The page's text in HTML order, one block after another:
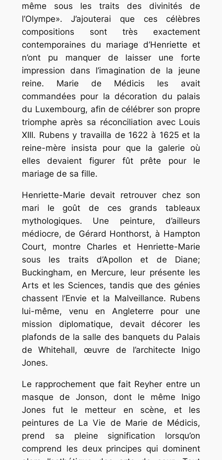
même sous les traits des divinités de
l’Olympe». J’ajouterai que ces célèbres
compositions sont très exactement
contemporaines du mariage d’Henriette et
n’ont pu manquer de laisser une forte
impression dans l’imagination de la jeune
reine. Marie de Médicis les avait
commandées pour la décoration du palais
du Luxembourg, afin de célébrer son propre
triomphe après sa réconciliation avec Louis
XIII. Rubens y travailla de 1622 à 1625 et la
reine-mère insista pour que la galerie où
elles devaient figurer fût prête pour le
mariage de sa fille.
Henriette-Marie devait retrouver chez son
mari le goût de ces grands tableaux
mythologiques. Une peinture, d’ailleurs
médiocre, de Gérard Honthorst, à Hampton
Court, montre Charles et Henriette-Marie
sous les traits d’Apollon et de Diane;
Buckingham, en Mercure, leur présente les
Arts et les Sciences, tandis que des génies
chassent l’Envie et la Malveillance. Rubens
lui-même, venu en Angleterre pour une
mission diplomatique, devait décorer les
plafonds de la salle des banquets du Palais
de Whitehall, œuvre de l’architecte Inigo
Jones.
Le rapprochement que fait Reyher entre un
masque de Jonson, dont le même Inigo
Jones fut le metteur en scène, et les
peintures de La Vie de Marie de Médicis,
prend sa pleine signification lorsqu’on
comprend les deux principes qui dominent